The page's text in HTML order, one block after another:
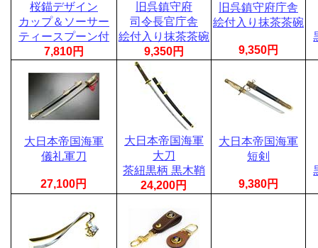
桜錨デザイン
カップ＆ソーサー
ティースプーン付
7,810円
旧呉鎮守府
司令長官庁舎
絵付入り抹茶茶碗
9,350円
旧呉鎮守府庁舎
絵付入り抹茶茶碗
9,350円
大日本帝国海軍
儀礼軍刀
27,100円
大日本帝国海軍
大刀
茶紐黒柄 黒木鞘
24,200円
大日本帝国海軍
短剣
9,380円